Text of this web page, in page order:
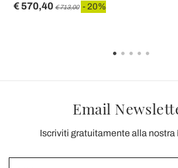
€ 570,40 € 713,00 - 20%
Email
Iscriviti gratuitamente alla nostra